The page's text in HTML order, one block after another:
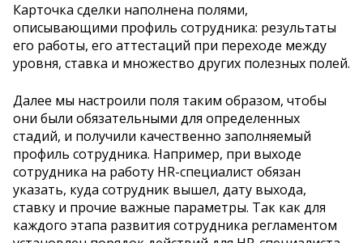
Карточка сделки наполнена полями,
описывающими профиль сотрудника: результаты
его работы, его аттестаций при переходе между
уровня, ставка и множество других полезных полей.
Далее мы настроили поля таким образом, чтобы
они были обязательными для определенных
стадий, и получили качественно заполняемый
профиль сотрудника. Например, при выходе
сотрудника на работу HR-специалист обязан
указать, куда сотрудник вышел, дату выхода,
ставку и прочие важные параметры. Так как для
каждого этапа развития сотрудника регламентом